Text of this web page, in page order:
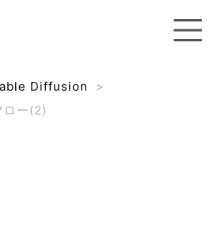
Diffusion
>
ー(2)